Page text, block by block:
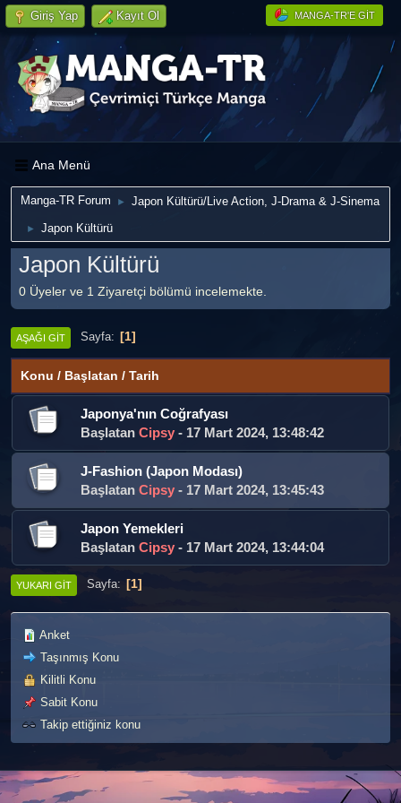
MANGA-TR'E GIT
Giriş Yap Kayıt Ol
Ana Menü
Manga-TR Forum ► Japon Kültürü/Live Action, J-Drama & J-Sinema
► Japon Kültürü
Japon Kültürü
0 Üyeler ve 1 Ziyaretçi bölümü incelemekte.
AŞAĞI GIT Sayfa 1
Konu / Başlatan / Tarih
Japonya'nın Coğrafyası
Başlatan Cipsy - 17 Mart 2024, 13:48:42
J-Fashion (Japon Modası)
Başlatan Cipsy - 17 Mart 2024, 13:45:43
Japon Yemekleri
Başlatan Cipsy - 17 Mart 2024, 13:44:04
YUKARI GIT Sayfa 1
Anket
Taşınmış Konu
Kilitli Konu
Sabit Konu
Takip ettiğiniz konu